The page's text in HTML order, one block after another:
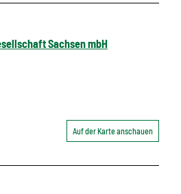
Sachsen mbH
Auf der Karte anschauen